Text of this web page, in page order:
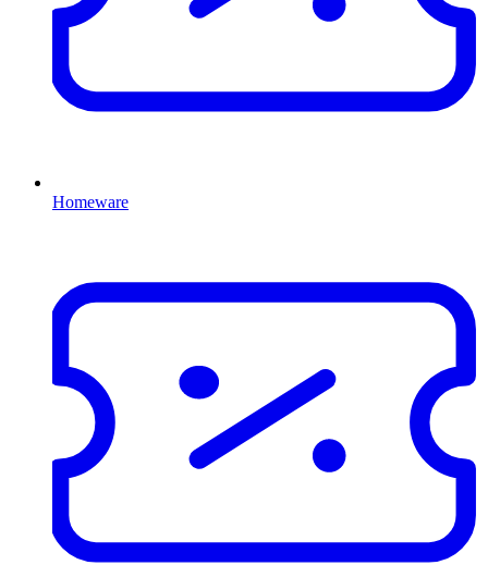
Homeware